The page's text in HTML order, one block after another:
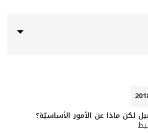
لكن ماذا عن الأمور الأساسيّة؟